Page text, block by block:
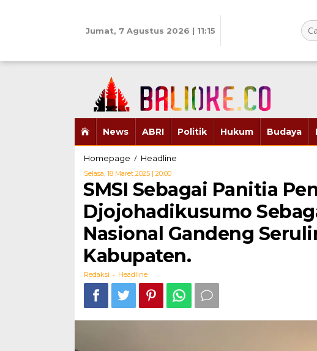
Jumat, 7 Agustus 2026 | 11:15
News ABRI Politik Hukum Budaya
Homepage / Headline
Pengusul
RM.
Margono
Djojohadikusumo
Sebagai
Pahlawan
Seruling
Mas,
Adakan
Seminar
Selasa, 18 Maret 2025 | 20:00Oleh
SMSI Sebagai Panitia
Djojohadikusumo
Nasional Gandeng
Kabupaten.
Redaksi - Headline